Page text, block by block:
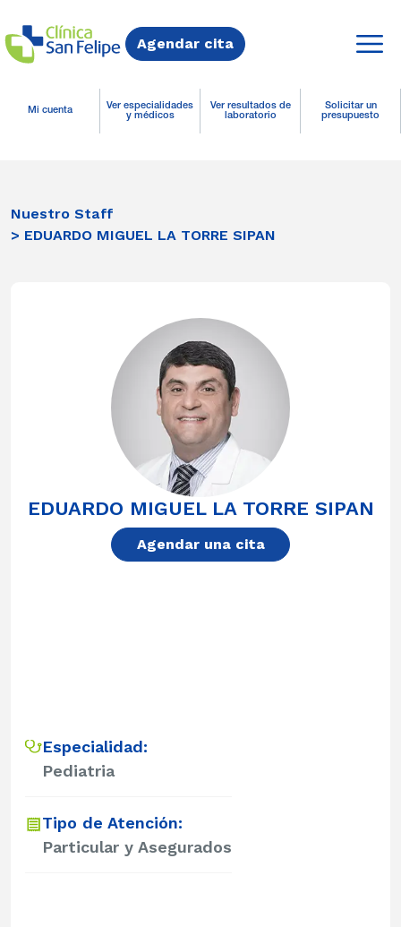
Agendar cita
Mi cuenta
Ver especialidades
y médicos
Ver resultados de
laboratorio
Solicitar un
presupuesto
Nuestro Staff
> EDUARDO MIGUEL LA TORRE SIPAN
EDUARDO MIGUEL LA TORRE SIPAN
Agendar una cita
Especialidad:
Pediatria
Tipo de Atención:
Particular y Asegurados